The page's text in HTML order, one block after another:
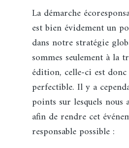
La démarche
est bien évidement un
dans notre stratégie
sommes seulement à la
édition, celle-ci est
perfectible. Il y a
points sur lesquels nous
afin de rendre cet
responsable possible :